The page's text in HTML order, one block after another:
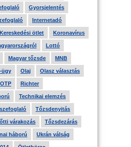
Gyorsjelentés
Internetadó
Kereskedési ötlet Koronavírus
Lottó
Magyar tőzsde MNB
ügy Olaj Olasz választás
OTP Richter
Technikai elemzés
Tőzsdenyitás
várakozás Tőzsdezárás
háború Ukrán válság